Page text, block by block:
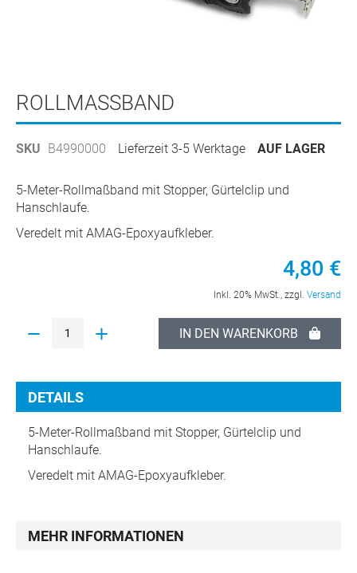
ROLLMASSBAND
AUF LAGER
Lieferzeit 3-5 Werktage
SKU B4990000
5-Meter-Rollmaßband mit Stopper, Gürtelclip und
Hanschlaufe.
Veredelt mit AMAG-Epoxyaufkleber.
4,80 €
Inkl. 20% MwSt., zzgl. Versand
IN DEN WARENKORB
Anfang
der
springen
DETAILS
5-Meter-Rollmaßband mit Stopper, Gürtelclip und
Hanschlaufe.
Veredelt mit AMAG-Epoxyaufkleber.
MEHR INFORMATIONEN